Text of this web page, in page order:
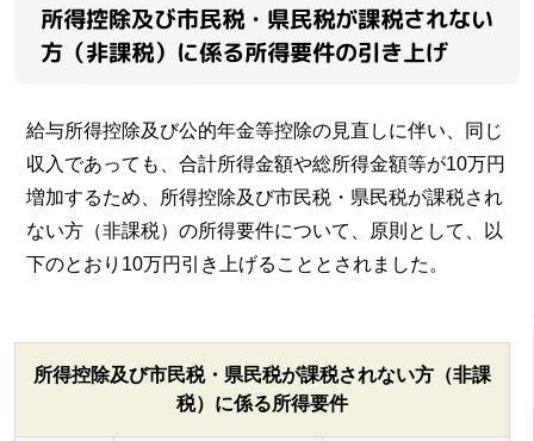
所得控除及び市民税・県民税が課税されない
方（非課税）に係る所得要件の引き上げ
給与所得控除及び公的年金等控除の見直しに伴い、同じ
収入であっても、合計所得金額や総所得金額等が10万円
増加するため、所得控除及び市民税・県民税が課税され
ない方（非課税）の所得要件について、原則として、以
下のとおり10万円引き上げることとされました。
所得控除及び市民税・県民税が課税されない方（非課
税）に係る所得要件